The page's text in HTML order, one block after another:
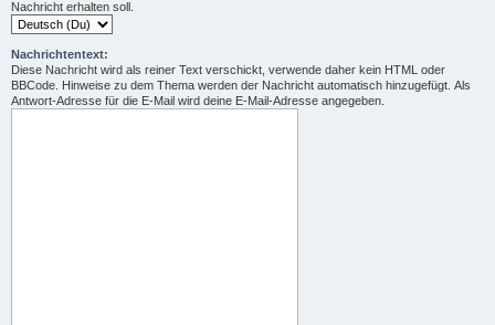
Nachricht erhalten soll.
Nachrichtentext:
Diese Nachricht wird als reiner Text verschickt, verwende daher kein HTML oder
BBCode. Hinweise zu dem Thema werden der Nachricht automatisch hinzugefügt. Als
Antwort-Adresse für die E-Mail wird deine E-Mail-Adresse angegeben.